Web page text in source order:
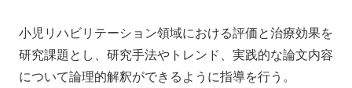
小児リハビリテーション領域における評価と治療効果を
研究課題とし、研究手法やトレンド、実践的な論文内容
について論理的解釈ができるように指導を行う。